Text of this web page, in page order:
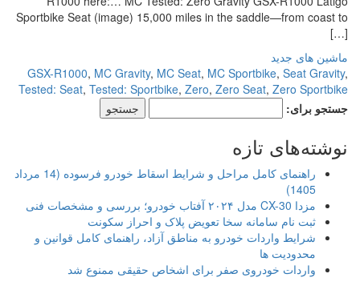
Sportbike Seat (image) 15,000 miles in the saddle—from coast to
[…]
ماشین های جدید
GSX-R1000,MC Gravity,MC Seat,MC Sportbike,Seat Gravity
Tested: Seat,Tested: Sportbike,Zero,Zero Seat,Zero Sportbike
جستجو برای:
نوشته‌های تازه
راهنمای کامل مراحل و شرایط اسقاط خودرو فرسوده (14 مرداد
1405)
مزدا CX-30 مدل ۲۰۲۴ آفتاب خودرو؛ بررسی و مشخصات فنی
ثبت نام سامانه سخا تعویض پلاک و احراز سکونت
شرایط واردات خودرو به مناطق آزاد، راهنمای کامل قوانین و
محدودیت ها
واردات خودروی صفر برای اشخاص حقیقی ممنوع شد